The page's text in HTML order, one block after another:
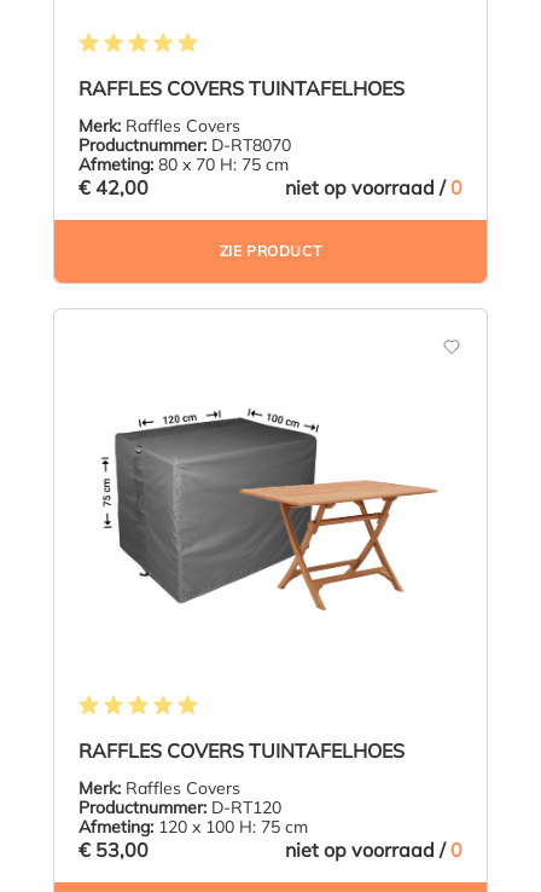
RAFFLES COVERS TUINTAFELHOES
Merk: Raffles Covers
Productnummer: D-RT8070
Afmeting: 80 x 70 H: 75 cm
€ 42,00 niet op voorraad /0
ZIE PRODUCT
RAFFLES COVERS TUINTAFELHOES
Merk: Raffles Covers
Productnummer: D-RT120
Afmeting: 120 x 100 H: 75 cm
€ 53,00 niet op voorraad /0